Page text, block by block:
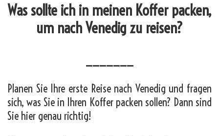
Was sollte ich in meinen Koffer packen,
um nach Venedig zu reisen?
Planen Sie Ihre erste Reise nach Venedig und fragen
sich, was Sie in Ihren Koffer packen sollen? Dann sind
Sie hier genau richtig!